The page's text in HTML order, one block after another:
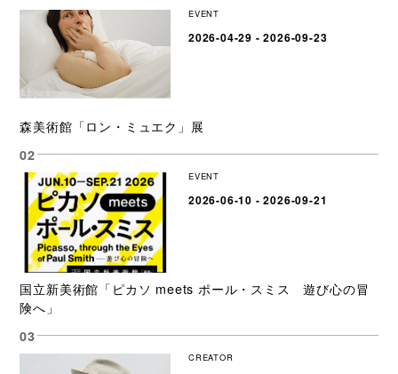
EVENT
2026-04-29 - 2026-09-23
森美術館「ロン・ミュエク」展
EVENT
2026-06-10 - 2026-09-21
国立新美術館「ピカソ meets ポール・スミス 遊び心の冒
険へ」
CREATOR